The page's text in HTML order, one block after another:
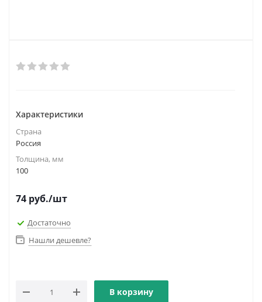
Характеристики
Страна
Россия
Толщина, мм
100
74 руб./шт
Достаточно
Нашли дешевле?
В корзину